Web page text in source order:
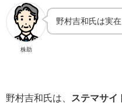
株助
野村吉和氏は実
野村吉和氏は、
ステマサイ